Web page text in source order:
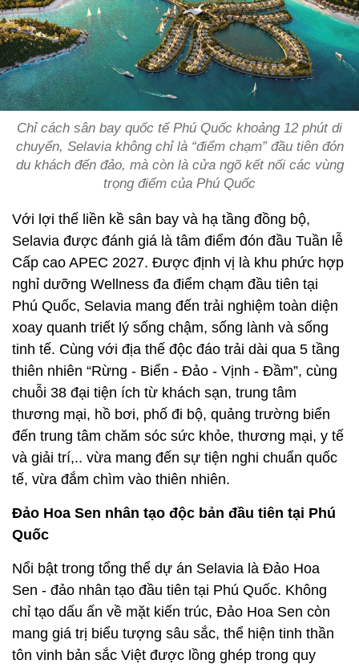
Chỉ cách sân bay quốc tế Phú Quốc khoảng 12 phút di
chuyển, Selavia không chỉ là “điểm chạm” đầu tiên đón
du khách đến đảo, mà còn là cửa ngõ kết nối các vùng
trọng điểm của Phú Quốc
Với lợi thế liền kề sân bay và hạ tầng đồng bộ,
Selavia được đánh giá là tâm điểm đón đầu Tuần lễ
Cấp cao APEC 2027. Được định vị là khu phức hợp
nghỉ dưỡng Wellness đa điểm chạm đầu tiên tại
Phú Quốc, Selavia mang đến trải nghiệm toàn diện
xoay quanh triết lý sống chậm, sống lành và sống
tinh tế. Cùng với địa thế độc đáo trải dài qua 5 tầng
thiên nhiên “Rừng - Biển - Đảo - Vịnh - Đầm”, cùng
chuỗi 38 đại tiện ích từ khách sạn, trung tâm
thương mại, hồ bơi, phố đi bộ, quảng trường biển
đến trung tâm chăm sóc sức khỏe, thương mại, y tế
và giải trí,.. vừa mang đến sự tiện nghi chuẩn quốc
tế, vừa đắm chìm vào thiên nhiên.
Đảo Hoa Sen nhân tạo độc bản đầu tiên tại Phú
Quốc
Nổi bật trong tổng thể dự án Selavia là Đảo Hoa
Sen - đảo nhân tạo đầu tiên tại Phú Quốc. Không
chỉ tạo dấu ấn về mặt kiến trúc, Đảo Hoa Sen còn
mang giá trị biểu tượng sâu sắc, thể hiện tinh thần
tôn vinh bản sắc Việt được lồng ghép trong quy